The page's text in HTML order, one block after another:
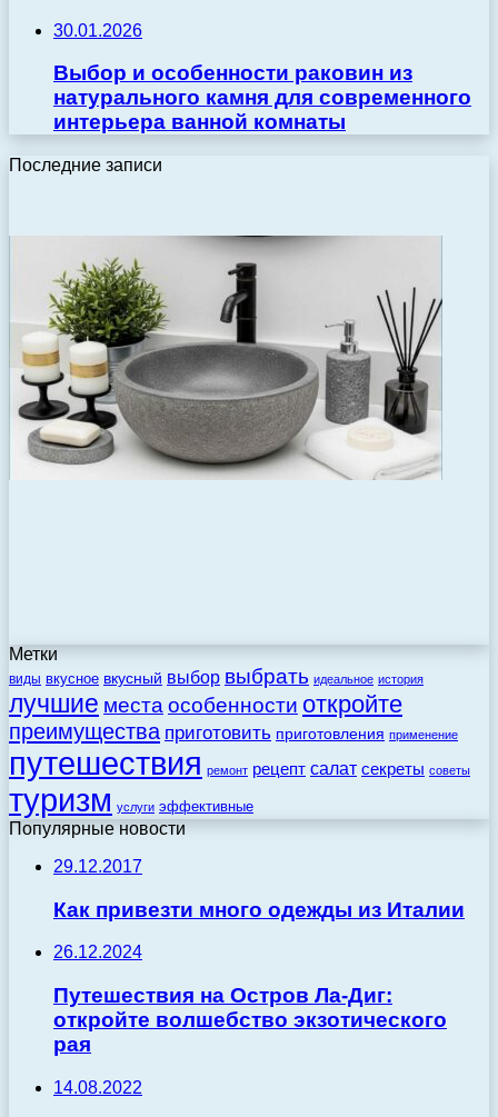
30.01.2026
Выбор и особенности раковин из
натурального камня для современного
интерьера ванной комнаты
Последние записи
Метки
виды вкусное вкусный выбор выбрать идеальное история
лучшие места особенности откройте
преимущества приготовить приготовления применение
путешествия ремонт рецепт салат секреты советы
туризм услуги эффективные
Популярные новости
29.12.2017
Как привезти много одежды из Италии
26.12.2024
Путешествия на Остров Ла-Диг:
откройте волшебство экзотического
рая
14.08.2022